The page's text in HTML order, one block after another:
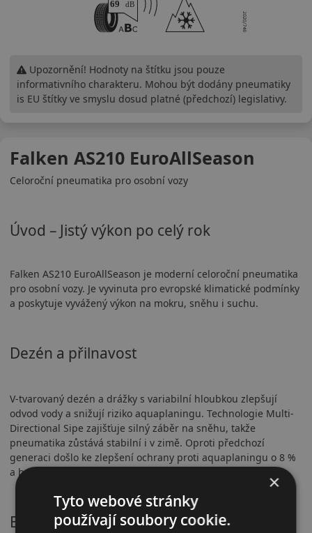
Falken AS210 EuroAllSeason
Celoroční pneumatika pro osobní vozy
Úvod – Jistý výkon po celý rok
Falken AS210 EuroAllSeason je moderní celoroční pneumatika
pro osobní vozy. Je vyvinuta pro evropské klimatické podmínky
a poskytuje vyvážený výkon na mokru, sněhu i suchu.
Dezén a přilnavost
V-tvarovaný dezén a drážky s variabilní hloubkou zlepšují
odvod vody a snižují riziko aquaplaningu. Technologie Multi-
Directional Sipe zajišťuje silný záběr na sněhu, takže
pneumatika zůstává stabilní i v zimě. Oproti předchozí
generaci došlo ke zlepšení ochrany proti aquaplaningu o 8 %
a brzdění na mokru o 6 %.
Bezpečnostní vlastnosti
Upozornění! Hodnoty na štítku jsou pouze
informativního charakteru. Mohou být dodány pneumatiky
is EU štítky ve smyslu dosud platné (předchozí) legislativy.
×
Tyto webové stránky
používají soubory cookie.